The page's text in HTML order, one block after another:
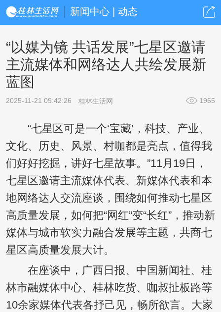
新闻中心 | 动态
“以媒为镜 共话发展”七星区邀请
主流媒体和网络达人共绘发展新
蓝图
2025-11-21 09:42:26 桂林生活网 1965
“七星区可是一个‘宝藏’，科技、产业、
文化、历史、风景、村咖都是亮点，值得我
们好好挖掘，讲好七星故事。”11月19日，
七星区邀请主流媒体代表、新媒体代表和本
地网络达人交流座谈，围绕如何推动七星区
高质量发展，如何把“网红”变“长红”，推动新
媒体与城市软实力融合发展等主题，共商七
星区高质量发展大计。
在座谈中，广西日报、中国新闻社、桂
林市融媒体中心、桂林吃货、咖叔扯板路等
10余家媒体代表各抒己见，畅所欲言。大家